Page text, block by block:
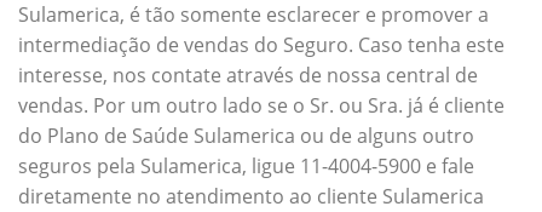
Sulamerica, é tão somente esclarecer e promover a
intermediação de vendas do Seguro. Caso tenha este
interesse, nos contate através de nossa central de
vendas. Por um outro lado se o Sr. ou Sra. já é cliente
do Plano de Saúde Sulamerica ou de alguns outro
seguros pela Sulamerica, ligue 11-4004-5900 e fale
diretamente no atendimento ao cliente Sulamerica